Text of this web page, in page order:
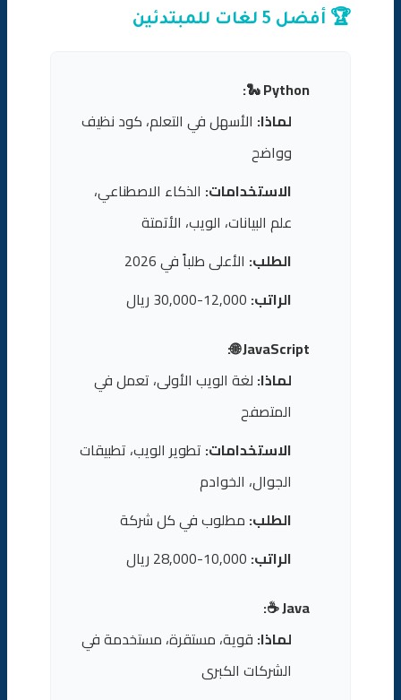
🏆 أفضل 5 لغات للمبتدئين
Python 🐍:
لماذا: الأسهل في التعلم، كود نظيف
وواضح
الاستخدامات: الذكاء الاصطناعي،
علم البيانات، الويب، الأتمتة
الطلب: الأعلى طلباً في 2026
الراتب:
JavaScript 🌐:
لماذا: لغة الويب الأولى، تعمل في
المتصفح
الاستخدامات: تطوير الويب، تطبيقات
الجوال، الخوادم
الطلب: مطلوب في كل شركة
الراتب:
Java ☕:
لماذا: قوية، مستقرة، مستخدمة في
الشركات الكبرى